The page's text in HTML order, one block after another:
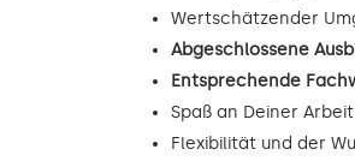
Wertschätzender
Abgeschlossene
Entsprechende
Spaß an Deiner Arbeit
Flexibilität und der